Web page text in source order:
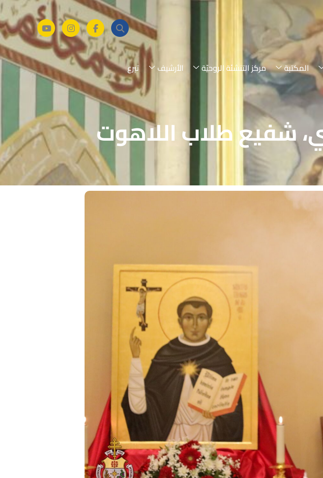
المكتبة مركز التنشئة الروحيّة الأرشيف تبرع
شفيع طلاب اللاهوت